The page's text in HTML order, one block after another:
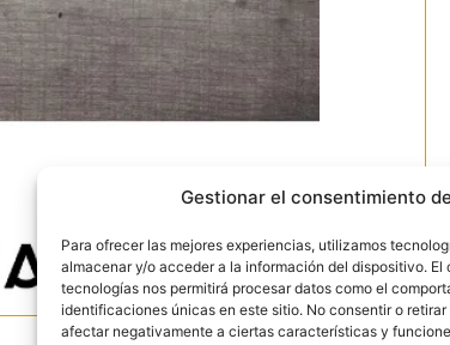
Gestionar el consentimiento
Para ofrecer las mejores experiencias, utilizamos
almacenar y/o acceder a la información del dispositivo. El
tecnologías nos permitirá procesar datos como el
identificaciones únicas en este sitio. No consentir o
afectar negativamente a ciertas características y